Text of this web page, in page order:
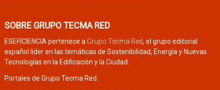
SOBRE GRUPO TECMA RED
ESEFICIENCIA pertenece a Grupo Tecma Red, el grupo editorial
español líder en las temáticas de Sostenibilidad, Energía y Nuevas
Tecnologías en la Edificación y la Ciudad.
Portales de Grupo Tecma Red: